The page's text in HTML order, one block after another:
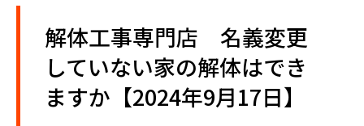
解体工事専門店 名義変更
していない家の解体はでき
ますか【2024年9月17日】